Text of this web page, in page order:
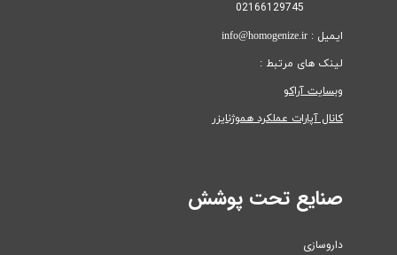
ایمیل : info@homogenize.ir
لینک های مرتبط :
وبسایت آراکو
کانال آپارات عملکرد هموژنایزر
صنایع تحت پوشش
داروسازی